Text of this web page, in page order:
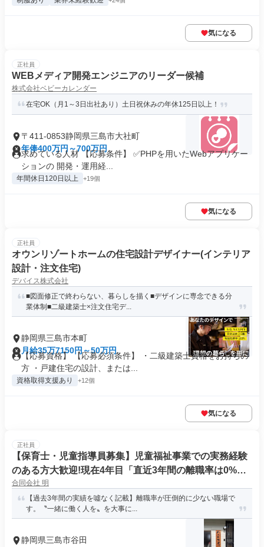
気になる
正社員
WEBメディア開発エンジニアのリーダー候補
株式会社ベビーカレンダー
在宅OK（月1～3日出社あり）土日祝休みの年休125日以上！
〒411-0853静岡県三島市大社町
年俸400万円～700万円
求めている人材 【応募条件】 ✅PHPを用いたWebアプリケー
ションの 開発・運用経...
年間休日120日以上 +19個
気になる
正社員
オウンリゾートホームの住宅設計デザイナー(インテリア
設計・注文住宅)
デバイス株式会社
■図面修正で終わらない、暮らしを描く■デザインに専念できる分
業体制■二級建築士×注文住宅デ...
静岡県三島市本町
月給35万7150円～50万円
【応募資格】 【応募必須条件】 ・二級建築士資格をお持ちの
方 ・戸建住宅の設計、または...
資格取得支援あり +12個
気になる
正社員
【保育士・児童指導員募集】児童福祉事業での実務経験
のある方大歓迎!現在4年目「直近3年間の離職率は0%」
「働きやすさ」は、仕組みでつくる。手書き仕事ほぼな
し 残業ほぼなし 長く働ける職場です。
合同会社 明
【過去3年間の実績を噓なく記載】離職率が圧倒的に少ない職場で
す。〝一緒に働く人を〟を大事に...
静岡県三島市谷田